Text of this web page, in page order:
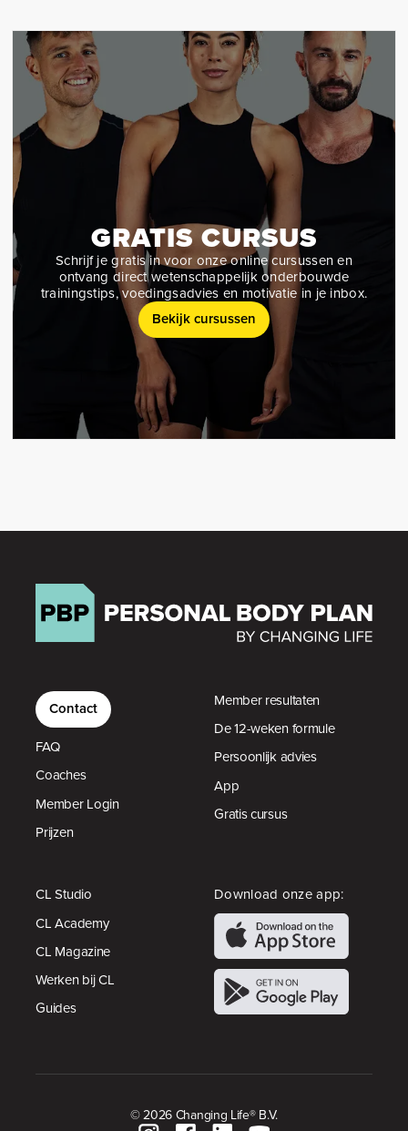
GRATIS CURSUS
Schrijf je gratis in voor onze online cursussen en
ontvang direct wetenschappelijk onderbouwde
trainingstips, voedingsadvies en motivatie in je inbox.
Bekijk cursussen
Contact
FAQ
Coaches
Member Login
Prijzen
Member resultaten
De 12-weken formule
Persoonlijk advies
App
Gratis cursus
CL Studio
CL Academy
CL Magazine
Werken bij CL
Guides
Download onze app:
© 2026 Changing Life® B.V.